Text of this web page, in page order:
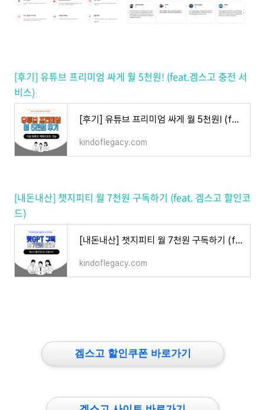
[후기] 유튜브 프리미엄 싸게 월 5천원! (feat.겜스고 충전 서
비스)
[후기] 유튜브 프리미엄 싸게 월 5천원! (feat.겜스고 충전 서비스)
kindoflegacy.com
[내돈내산] 챗지피티 월 7천원 구독하기 (feat. 겜스고 할인코
드)
[내돈내산] 챗지피티 월 7천원 구독하기 (feat. 겜스고 할인코드)
kindoflegacy.com
겜스고 할인쿠폰 바로가기